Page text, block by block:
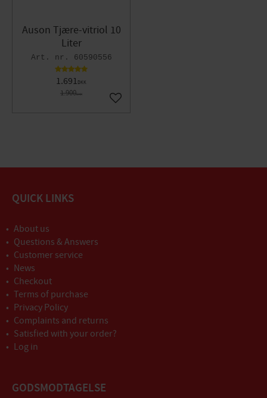
Auson Tjære-vitriol 10
Liter
60590556
1.691DKK
1.900DKK
Gem som favorit
QUICK LINKS
About us
Questions & Answers
Customer service
News
Checkout
Terms of purchase
Privacy Policy
Complaints and returns
Satisfied with your order?
Log in
GODSMODTAGELSE